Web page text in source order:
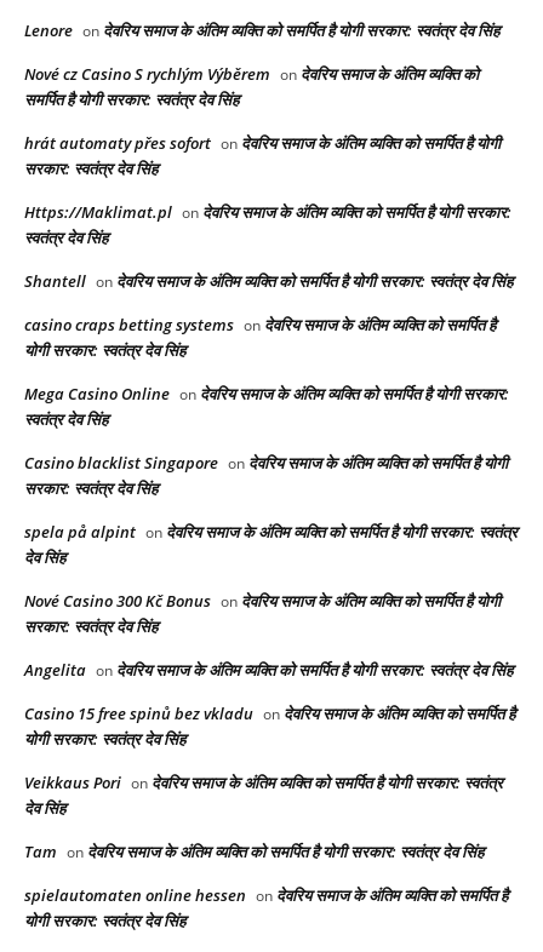
Lenore on देवरिय समाज के अंतिम व्यक्ति को समर्पित है योगी सरकार: स्वतंत्र देव सिंह
Nové cz Casino S rychlým Výběrem on देवरिय समाज के अंतिम व्यक्ति को
समर्पित है योगी सरकार: स्वतंत्र देव सिंह
hrát automaty přes sofort on देवरिय समाज के अंतिम व्यक्ति को समर्पित है योगी
सरकार: स्वतंत्र देव सिंह
Https://Maklimat.pl on देवरिय समाज के अंतिम व्यक्ति को समर्पित है योगी सरकार:
स्वतंत्र देव सिंह
Shantell on देवरिय समाज के अंतिम व्यक्ति को समर्पित है योगी सरकार: स्वतंत्र देव सिंह
casino craps betting systems on देवरिय समाज के अंतिम व्यक्ति को समर्पित है
योगी सरकार: स्वतंत्र देव सिंह
Mega Casino Online on देवरिय समाज के अंतिम व्यक्ति को समर्पित है योगी सरकार:
स्वतंत्र देव सिंह
Casino blacklist Singapore on देवरिय समाज के अंतिम व्यक्ति को समर्पित है योगी
सरकार: स्वतंत्र देव सिंह
spela på alpint on देवरिय समाज के अंतिम व्यक्ति को समर्पित है योगी सरकार: स्वतंत्र
देव सिंह
Nové Casino 300 Kč Bonus on देवरिय समाज के अंतिम व्यक्ति को समर्पित है योगी
सरकार: स्वतंत्र देव सिंह
Angelita on देवरिय समाज के अंतिम व्यक्ति को समर्पित है योगी सरकार: स्वतंत्र देव सिंह
Casino 15 free spinů bez vkladu on देवरिय समाज के अंतिम व्यक्ति को समर्पित है
योगी सरकार: स्वतंत्र देव सिंह
Veikkaus Pori on देवरिय समाज के अंतिम व्यक्ति को समर्पित है योगी सरकार: स्वतंत्र
देव सिंह
Tam on देवरिय समाज के अंतिम व्यक्ति को समर्पित है योगी सरकार: स्वतंत्र देव सिंह
spielautomaten online hessen on देवरिय समाज के अंतिम व्यक्ति को समर्पित है
योगी सरकार: स्वतंत्र देव सिंह